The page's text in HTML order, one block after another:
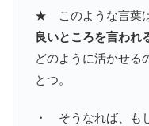
★ このような言葉は
良いところを言われ
どのように活かせる
とつ。
・ そうなれば、も